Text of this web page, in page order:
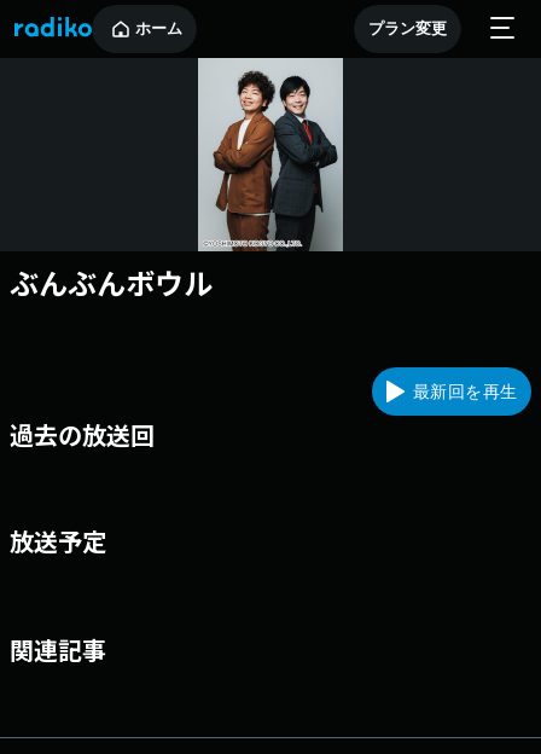
ホーム プラン変更
ぶんぶんボウル
最新回を再生
過去の放送回
放送予定
関連記事